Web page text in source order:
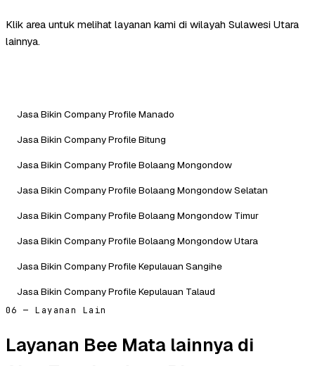
Klik area untuk melihat layanan kami di wilayah Sulawesi Utara
lainnya.
Jasa Bikin Company Profile Manado
Jasa Bikin Company Profile Bitung
Jasa Bikin Company Profile Bolaang Mongondow
Jasa Bikin Company Profile Bolaang Mongondow Selatan
Jasa Bikin Company Profile Bolaang Mongondow Timur
Jasa Bikin Company Profile Bolaang Mongondow Utara
Jasa Bikin Company Profile Kepulauan Sangihe
Jasa Bikin Company Profile Kepulauan Talaud
06 — Layanan Lain
Layanan Bee Mata lainnya di